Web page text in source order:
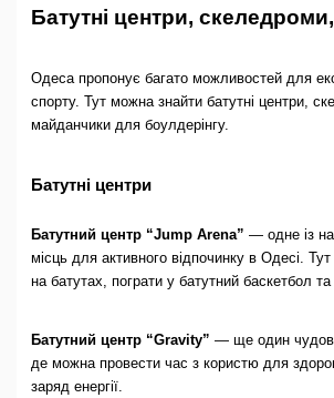
Батутні центри,
Одеса пропонує багато можливостей для
спорту. Тут можна знайти батутні центри,
майданчики для боулдерінгу.
Батутні центри
Батутний центр “Jump Arena” — одне із
місць для активного відпочинку в Одесі.
на батутах, пограти у батутний баскетбол та
Батутний центр “Gravity” — ще один
де можна провести час з користю для
заряд енергії.